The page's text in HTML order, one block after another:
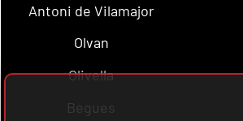
Antoni de Vilamajor
Olvan
Olivella
Begues